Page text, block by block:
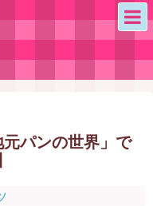
パンの世界」で